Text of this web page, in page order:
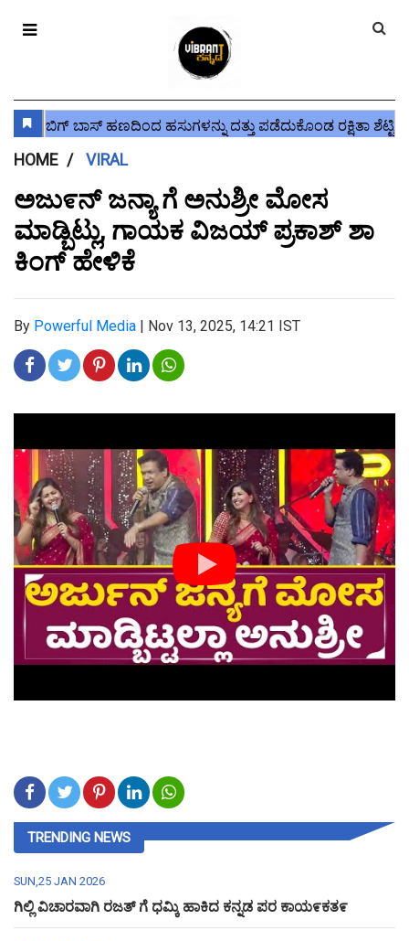
HOME VIRAL
ಅಜು೯ನ್ ಜನ್ಯಾ ಗೆ ಅನುಶ್ರೀ ಮೋಸ
ಮಾಡ್ಬಿಟ್ಲು, ಗಾಯಕ ವಿಜಯ್ ಪ್ರಕಾಶ್ ಶಾ
ಕಿಂಗ್ ಹೇಳಿಕೆ
By Powerful Media | Nov 13, 2025, 14:21 IST
TRENDING NEWS
SUN,25 JAN 2026
ಗಿಲ್ಲಿ ವಿಚಾರವಾಗಿ ರಜತ್ ಗೆ ಧಮ್ಕಿ ಹಾಕಿದ ಕನ್ನಡ ಪರ ಕಾಯ೯ಕತ೯